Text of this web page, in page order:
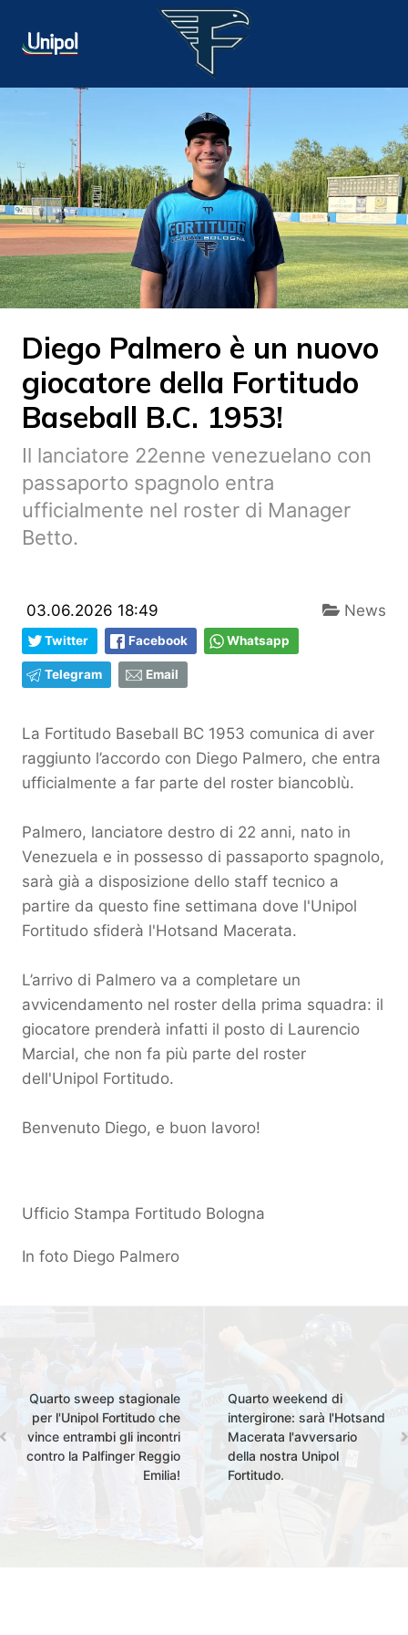
Diego Palmero è un nuovo
giocatore della Fortitudo
Baseball B.C. 1953!
Il lanciatore 22enne venezuelano con
passaporto spagnolo entra
ufficialmente nel roster di Manager
Betto.
03.06.2026 18:49 News
Twitter Facebook Whatsapp
Telegram Email
La Fortitudo Baseball BC 1953 comunica di aver
raggiunto l’accordo con Diego Palmero, che entra
ufficialmente a far parte del roster biancoblù.
Palmero, lanciatore destro di 22 anni, nato in
Venezuela e in possesso di passaporto spagnolo,
sarà già a disposizione dello staff tecnico a
partire da questo fine settimana dove l'Unipol
Fortitudo sfiderà l'Hotsand Macerata.
L’arrivo di Palmero va a completare un
avvicendamento nel roster della prima squadra: il
giocatore prenderà infatti il posto di Laurencio
Marcial, che non fa più parte del roster
dell'Unipol Fortitudo.
Benvenuto Diego, e buon lavoro!
Ufficio Stampa Fortitudo Bologna
In foto Diego Palmero
Quarto sweep stagionale
per l'Unipol Fortitudo che
vince entrambi gli incontri
contro la Palfinger Reggio
Emilia!
Quarto weekend di
intergirone: sarà l'Hotsand
Macerata l'avversario
della nostra Unipol
Fortitudo.